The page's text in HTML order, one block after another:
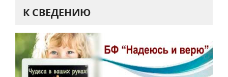
К СВЕДЕНИЮ